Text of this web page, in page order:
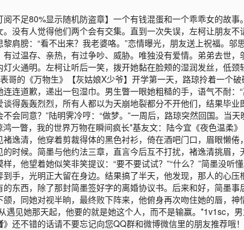
阅不足80%显示随机防盗章】一个有钱混蛋和一个乖乖女的故
没有人觉得他们两个会有交集。直到一次失误，左柯让朋友
肩膀：“看不出来？我老婆咯。”恋情曝光，朋友送上祝福。
过温存、亲热，有过争吵、威胁。唯独没有爱情。弟弟去世
火通明。左柯让听后一笑，拨开她黏在脸颊的湿润发丝，低
哥的《万物生》【灰姑娘X少爷】开学第一天，路琼拎着一个
连道歉，递出一包湿巾。男生瞥一眼她粗糙的手，语气不耐
谈得轰轰烈烈，所有人都以为天崩地裂都分不开他们，结果毕
会同意？”陆明霁冷哼：“做梦。”一周后，路琼突然回国。当
鸿一瞥，我的世界万物在瞬间疯长*基友文：陆今宜《夜色温
褚逸清，他穿着剪裁得体的黑色衬衫，倚在酒吧门口，眉眼懒
的时候。简墨与他约法三章，直言今后互不打扰，褚逸清挑眉
，他望着她似笑非笑提议：“要不要试试？”“什么？”简墨没
到手，光明正大留在身边。结果搞了半天，他发现，那人的心
东西，除了那封简墨签好字的离婚协议书。后来和好，简墨
，同她对视半晌，最终败下阵来，他俯身再次吻住她的唇，
遇见她那天起，他要的就是她这个人，而不是输赢。*1v1sc，男
》还不错的话请不要忘记向您QQ群和微博微信里的朋友推荐哦！